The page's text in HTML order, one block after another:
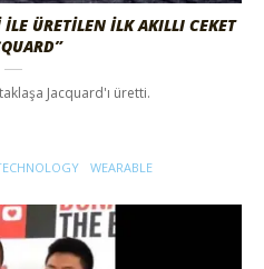
İLE ÜRETİLEN İLK AKILLI CEKET
Jacquard'ı üretti.
WEARABLE